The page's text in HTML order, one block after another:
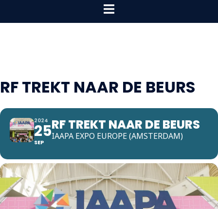
Toggle
RF TREKT NAAR DE BEURS
2024
25
SEP
RF TREKT NAAR DE BEURS
IAAPA EXPO EUROPE (AMSTERDAM)